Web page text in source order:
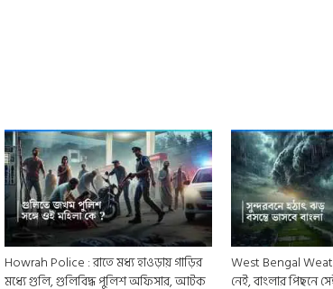
Howrah Police : রাতে মধ্য হাওড়ায় গাড়ির
মধ্যে গুলি, গুলিবিদ্ধ পুলিশ অফিসার, আটক
West Bengal
নেই, বাংলার পিছনে